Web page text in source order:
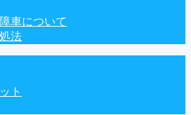
車について
法
ト